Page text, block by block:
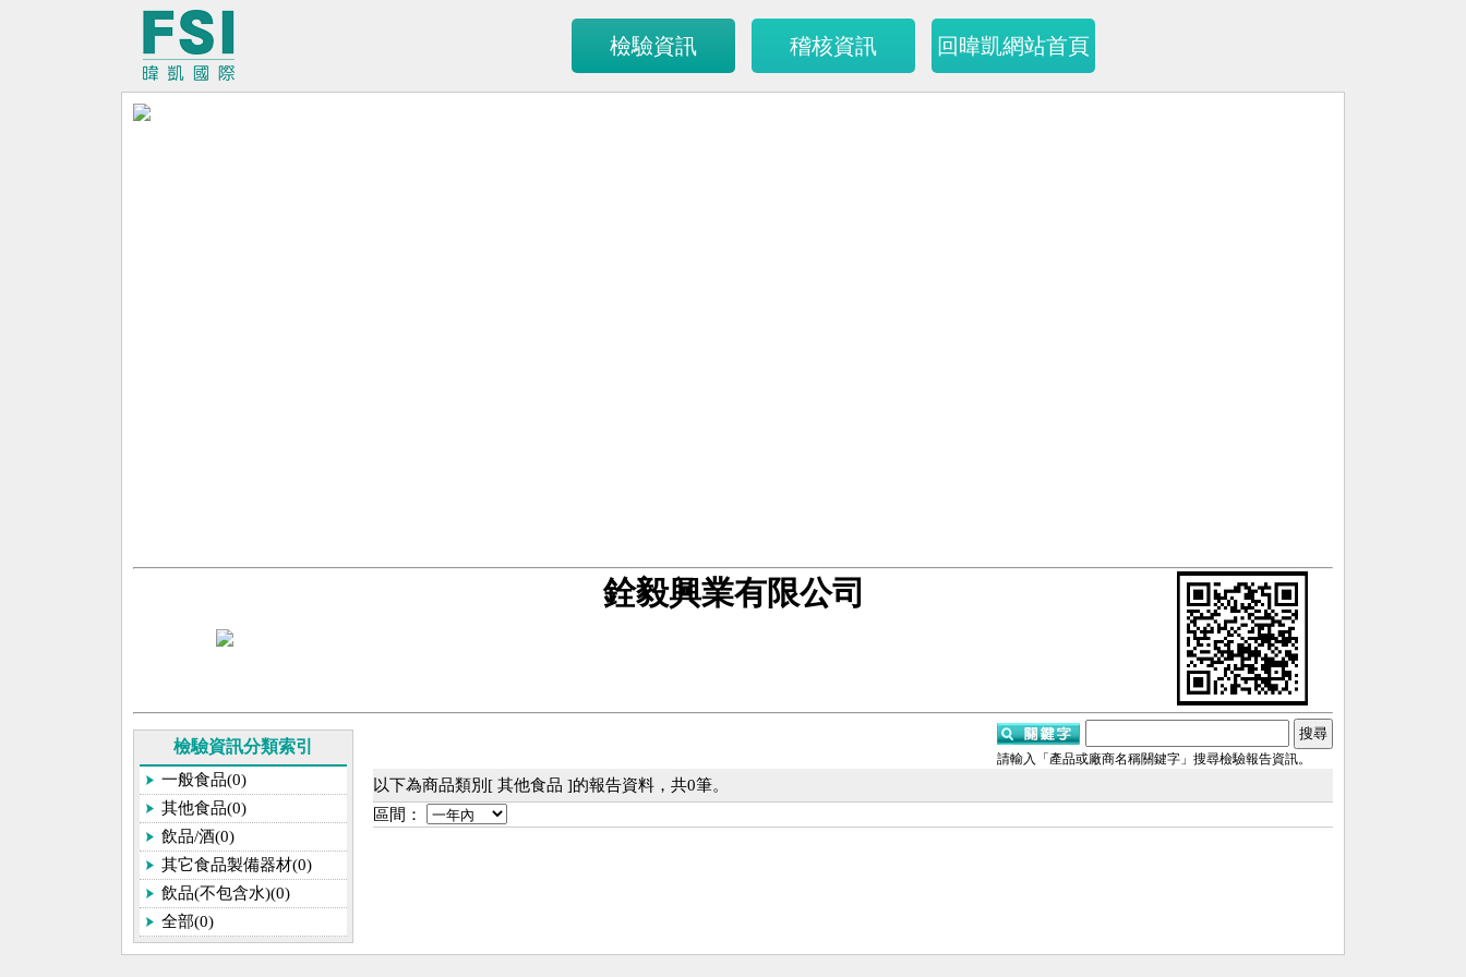
檢驗資訊 稽核資訊 回暐凱網站首頁
銓毅興業有限公司
請輸入「產品或廠商名稱關鍵字」搜尋檢驗報告資訊。
檢驗資訊分類索引
一般食品(0)
其他食品(0)
飲品/酒(0)
其它食品製備器材(0)
飲品(不包含水)(0)
全部(0)
以下為商品類別[ 其他食品 ]的報告資料，共0筆。
區間：